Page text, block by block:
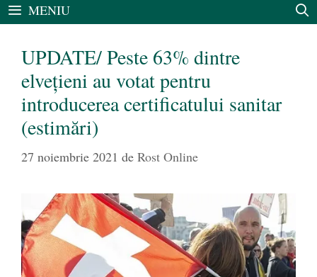
MENIU
UPDATE/ Peste 63% dintre
elvețieni au votat pentru
introducerea certificatului sanitar
(estimări)
27 noiembrie 2021 de Rost Online